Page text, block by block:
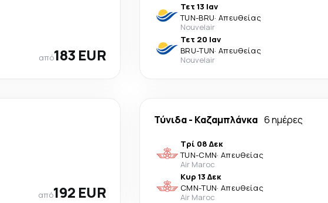
από183 EUR
Τετ 13 Ιαν
TUN-BRU· Απευθείας
Nouvelair
Τετ 20 Ιαν
BRU-TUN· Απευθείας
Nouvelair
από192 EUR
Τύνιδα- Καζαμπλάνκα 6 ημέρες
Τρί 08 Δεκ
TUN-CMN· Απευθείας
Air Maroc
Κυρ 13 Δεκ
CMN-TUN· Απευθείας
Air Maroc